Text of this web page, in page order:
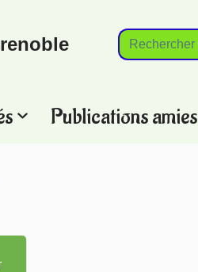
Publications amies